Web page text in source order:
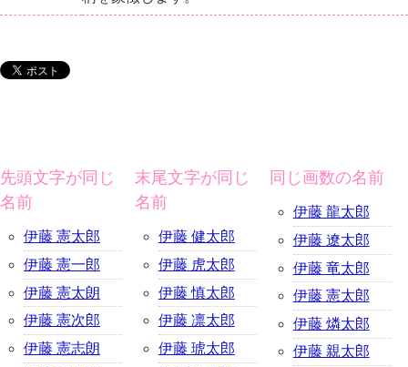
先頭文字が同じ
名前
伊藤 憲太郎
伊藤 憲一郎
伊藤 憲太朗
伊藤 憲次郎
伊藤 憲志朗
末尾文字が同じ
名前
伊藤 健太郎
伊藤 虎太郎
伊藤 慎太郎
伊藤 凛太郎
伊藤 琥太郎
同じ画数の名前
伊藤 龍太郎
伊藤 遼太郎
伊藤 竜太郎
伊藤 憲太郎
伊藤 燐太郎
伊藤 親太郎